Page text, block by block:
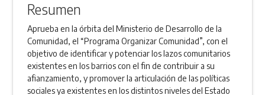
Resumen
Aprueba en la órbita del Ministerio de Desarrollo de la
Comunidad, el “Programa Organizar Comunidad”, con el
objetivo de identificar y potenciar los lazos comunitarios
existentes en los barrios con el fin de contribuir a su
afianzamiento, y promover la articulación de las políticas
sociales ya existentes en los distintos niveles del Estado